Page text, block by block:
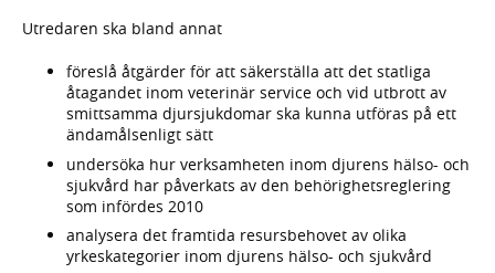
Utredaren ska bland annat
föreslå åtgärder för att säkerställa att det statliga
åtagandet inom veterinär service och vid utbrott av
smittsamma djursjukdomar ska kunna utföras på ett
ändamålsenligt sätt
undersöka hur verksamheten inom djurens hälso- och
sjukvård har påverkats av den behörighetsreglering
som infördes 2010
analysera det framtida resursbehovet av olika
yrkeskategorier inom djurens hälso- och sjukvård